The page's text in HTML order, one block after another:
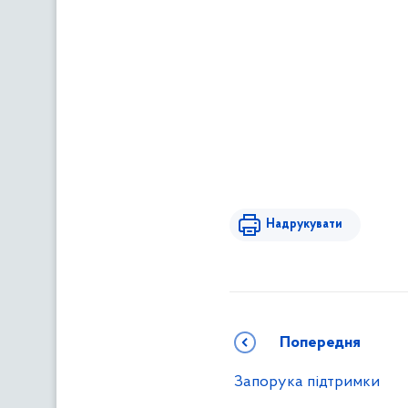
Надрукувати
Попередня
Запорука підтримки